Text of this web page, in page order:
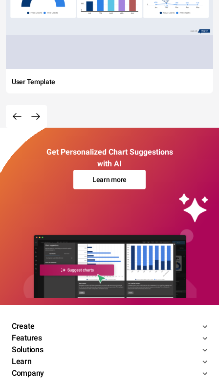
User Template
Get Personalized Chart Suggestions
with AI
Learn more
Create
Features
Solutions
Learn
Company